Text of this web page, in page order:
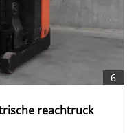
6
reachtruck